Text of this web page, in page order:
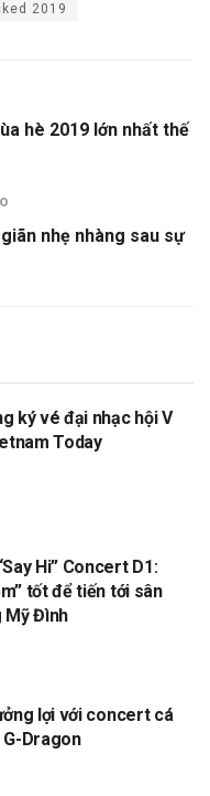
2019
hè 2019 lớn nhất thế
nhẹ nhàng sau sự
ký vé đại nhạc hội V
Today
Hi” Concert D1:
tốt để tiến tới sân
Mỹ Đình
lợi với concert cá
G-Dragon